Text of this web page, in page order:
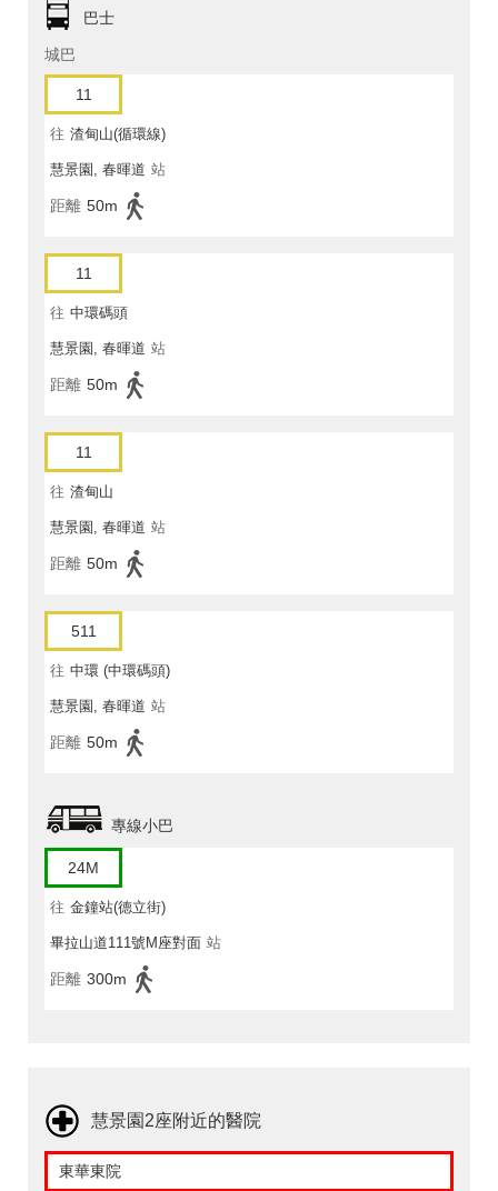
巴士
城巴
11
往 渣甸山(循環線)
慧景園, 春暉道 站
距離 50m
11
往 中環碼頭
慧景園, 春暉道 站
距離 50m
11
往 渣甸山
慧景園, 春暉道 站
距離 50m
511
往 中環 (中環碼頭)
慧景園, 春暉道 站
距離 50m
專線小巴
24M
往 金鐘站(德立街)
畢拉山道111號M座對面 站
距離 300m
慧景園2座附近的醫院
東華東院